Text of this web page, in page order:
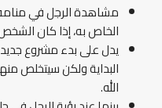
مشاهدة الرجل في منامه
الخاص به، إذا كان
يدل على بدء مشروع
البداية ولكن سيتخلص
الله.